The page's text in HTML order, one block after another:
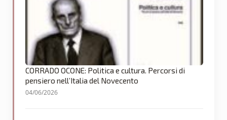
CORRADO OCONE: Politica e cultura. Percorsi di
pensiero nell’Italia del Novecento
04/06/2026